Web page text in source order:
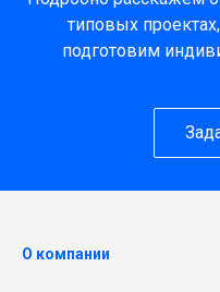
типовых
подготовим
О компании